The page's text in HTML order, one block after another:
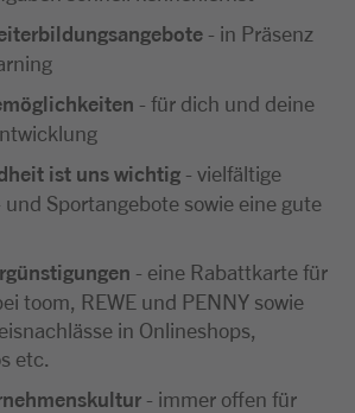
- in Präsenz
- für dich und deine
ist uns wichtig - vielfältige
Sportangebote sowie eine gute
- eine Rabattkarte für
toom, REWE und PENNY sowie
in Onlineshops,
etc.
- immer offen für